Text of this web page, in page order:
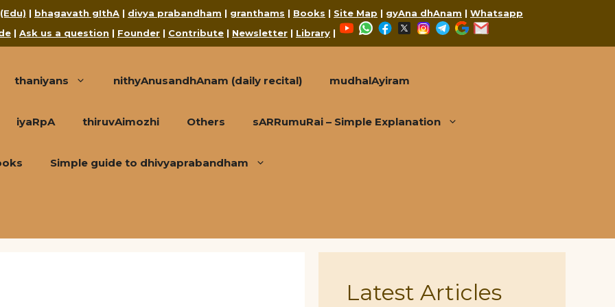
| bhagavath gIthA | divya prabandham | granthams | Books | Site Map | gyAna dhAnam | Whatsapp
| Ask us a question | Founder | Contribute | Newsletter | Library |
YouTubeWhatsApp
Facebook
X Instagram
Telegram
Google
thaniyans nithyAnusandhAnam (daily recital) mudhalAyiram
iyaRpA thiruvAimozhi Others sARRumuRai – Simple Explanation
Simple guide to dhivyaprabandham
Latest Articles